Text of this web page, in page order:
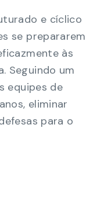
e cíclico
se prepararem
às
Seguindo um
equipes de
eliminar
para o